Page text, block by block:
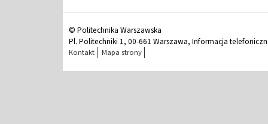
© Politechnika Warszawska
Pl. Politechniki 1, 00-661 Warszawa, Informacja
Kontakt Mapa strony